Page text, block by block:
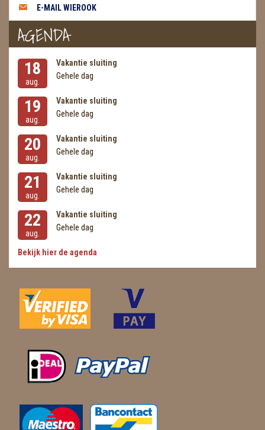
E-MAIL WIEROOK
AGENDA
18
aug.
Vakantie sluiting
Gehele dag
19
aug.
Vakantie sluiting
Gehele dag
20
aug.
Vakantie sluiting
Gehele dag
21
aug.
Vakantie sluiting
Gehele dag
22
aug.
Vakantie sluiting
Gehele dag
Bekijk hier de agenda